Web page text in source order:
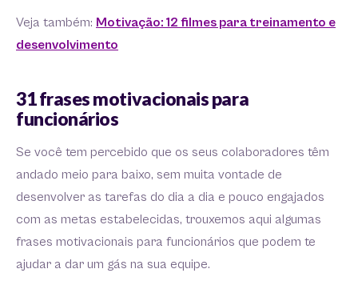
Veja também: Motivação: 12 filmes para treinamento e
desenvolvimento
31 frases motivacionais para
funcionários
Se você tem percebido que os seus colaboradores têm
andado meio para baixo, sem muita vontade de
desenvolver as tarefas do dia a dia e pouco engajados
com as metas estabelecidas, trouxemos aqui algumas
frases motivacionais para funcionários que podem te
ajudar a dar um gás na sua equipe.